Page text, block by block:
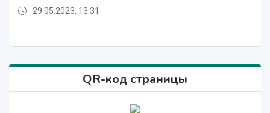
29.05.2023, 13:31
QR-код страницы